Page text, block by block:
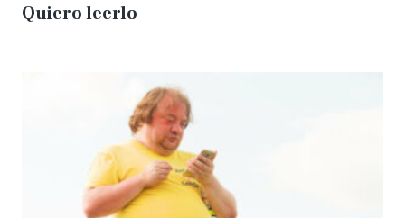
Quiero leerlo
matará
a
la
creatividad